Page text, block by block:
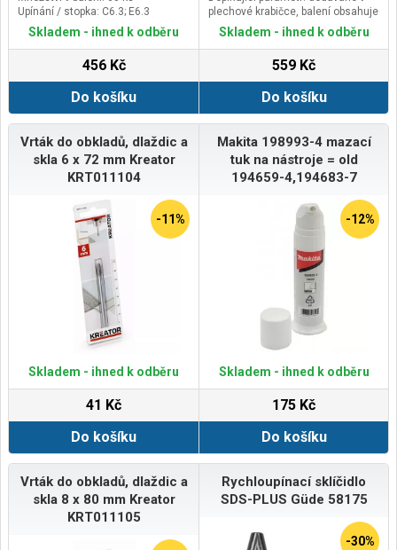
Upínání / stopka: C6.3; E6.3
Skladem - ihned k odběru
456 Kč
Do košíku
plechové krabičce, balení obsahuje
kromě samotného těla nástavce
také 3ks stříhacích hlav, 2ks
stříhacích jehel, rukojeť a
montážní klíč
Skladem - ihned k odběru
559 Kč
Do košíku
Vrták do obkladů, dlaždic a
skla 6 x 72 mm Kreator
KRT011104
-11%
Skladem - ihned k odběru
41 Kč
Do košíku
Makita 198993-4 mazací
tuk na nástroje = old
194659-4,194683-7
-12%
Skladem - ihned k odběru
175 Kč
Do košíku
Vrták do obkladů, dlaždic a
skla 8 x 80 mm Kreator
KRT011105
Rychloupínací sklíčidlo
SDS-PLUS Güde 58175
-30%